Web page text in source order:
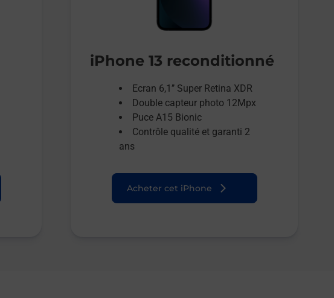
iPhone 13 reconditionné
Ecran 6,1’’ Super Retina XDR
Double capteur photo 12Mpx
Puce A15 Bionic
Contrôle qualité et garanti 2
ans
Acheter cet iPhone